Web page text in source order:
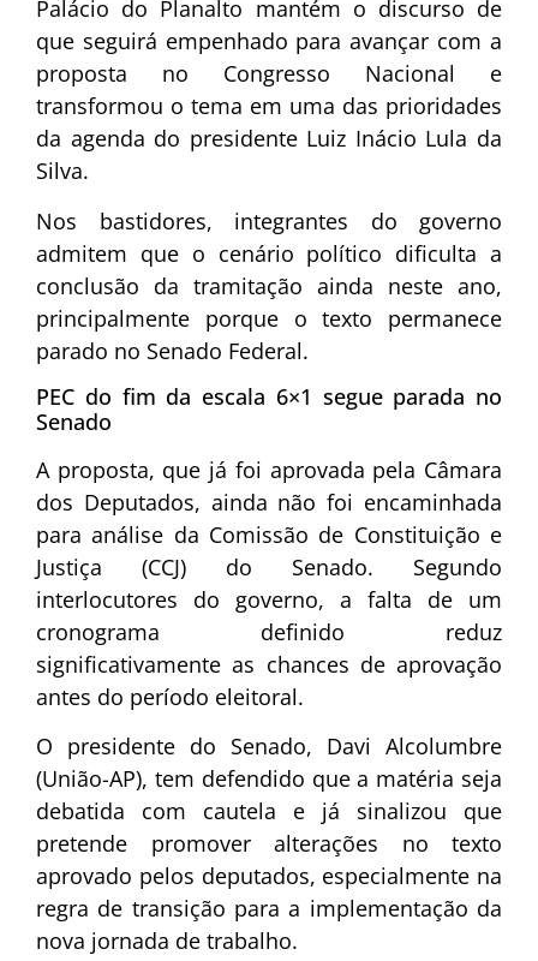
Palácio do Planalto mantém o discurso de
que seguirá empenhado para avançar com a
proposta no Congresso Nacional e
transformou o tema em uma das prioridades
da agenda do presidente Luiz Inácio Lula da
Silva.
Nos bastidores, integrantes do governo
admitem que o cenário político dificulta a
conclusão da tramitação ainda neste ano,
principalmente porque o texto permanece
parado no Senado Federal.
PEC do fim da escala 6×1 segue parada no
Senado
A proposta, que já foi aprovada pela Câmara
dos Deputados, ainda não foi encaminhada
para análise da Comissão de Constituição e
Justiça (CCJ) do Senado. Segundo
interlocutores do governo, a falta de um
cronograma definido reduz
significativamente as chances de aprovação
antes do período eleitoral.
O presidente do Senado, Davi Alcolumbre
(União-AP), tem defendido que a matéria seja
debatida com cautela e já sinalizou que
pretende promover alterações no texto
aprovado pelos deputados, especialmente na
regra de transição para a implementação da
nova jornada de trabalho.